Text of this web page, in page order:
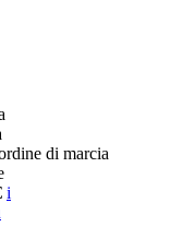
di marcia
i